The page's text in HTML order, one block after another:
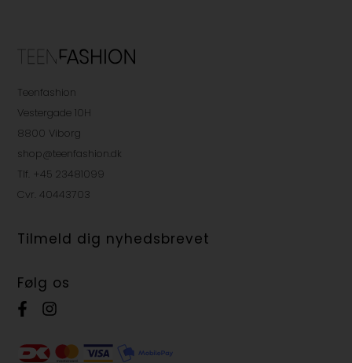
Teenfashion
Vestergade 10H
8800 Viborg
shop@teenfashion.dk
Tlf. +45 23481099
Cvr. 40443703
Tilmeld dig nyhedsbrevet
Følg os